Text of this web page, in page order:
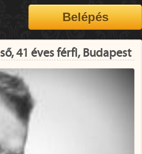
41 éves férfi, Budapest